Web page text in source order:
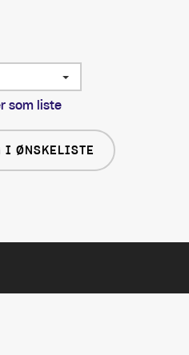
som liste
I ØNSKELISTE